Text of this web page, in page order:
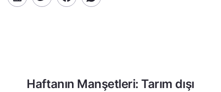
Haftanın Manşetleri: Tarım dışı